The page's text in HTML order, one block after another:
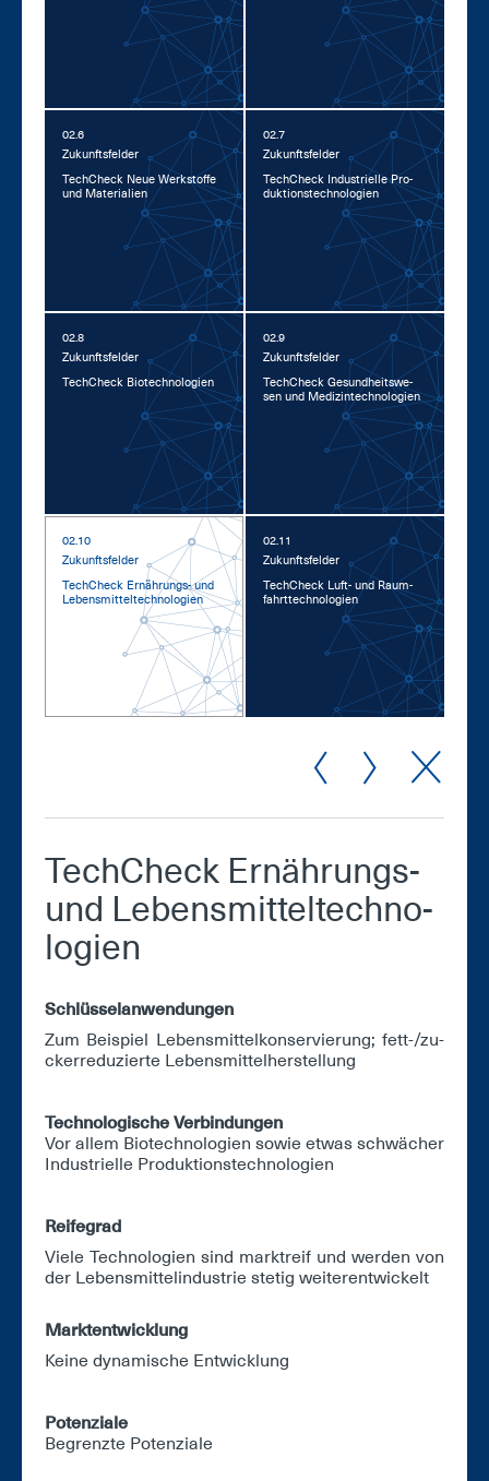
02.6
Zu­kunfts­fel­der
Tech­Check Neue Werk­stof­fe
und Ma­te­ria­li­en
02.7
Zu­kunfts­fel­der
Tech­Check In­dus­tri­el­le Pro­
duk­ti­ons­tech­no­lo­gi­en
02.8
Zu­kunfts­fel­der
Tech­Check Bio­tech­no­lo­gi­en
02.9
Zu­kunfts­fel­der
Tech­Check Ge­sund­heits­we­
sen und Me­di­zin­tech­no­lo­gi­en
02.10
Zu­kunfts­fel­der
Tech­Check Er­näh­rungs- und
Le­bens­mit­tel­tech­no­lo­gi­en
02.11
Zu­kunfts­fel­der
Tech­Check Luft- und Raum­
fahrt­tech­no­lo­gi­en
Tech­Check Er­näh­rungs-
und Le­bens­mit­tel­tech­no­
lo­gi­en
Schlüs­sel­an­wen­dun­gen
Zum Bei­spiel Le­bens­mit­tel­kon­ser­vie­rung; fett-/zu­
ckerre­du­zier­te Le­bens­mit­tel­her­stel­lung
Tech­no­lo­gi­sche Ver­bin­dun­gen
Vor al­lem Bio­tech­no­lo­gi­en so­wie et­was schwä­cher
In­dus­tri­el­le Pro­duk­ti­ons­tech­no­lo­gi­en
Rei­fe­grad
Vie­le Tech­no­lo­gi­en sind markt­reif und wer­den von
der Le­bens­mit­tel­in­dus­trie ste­tig wei­ter­ent­wi­ckelt
Markt­ent­wick­lung
Kei­ne dy­na­mi­sche Ent­wick­lung
Po­ten­zia­le
Be­grenz­te Po­ten­zia­le